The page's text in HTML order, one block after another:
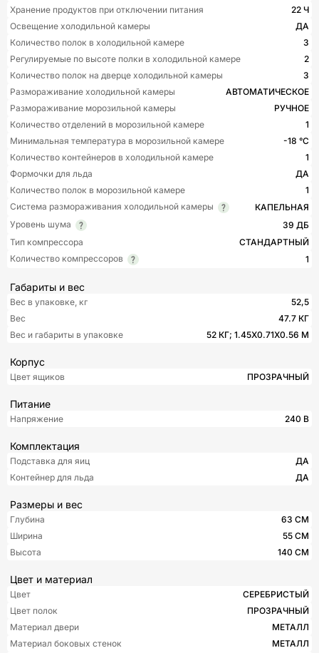
Хранение продуктов при отключении питания
22 Ч
Освещение холодильной камеры
ДА
Количество полок в холодильной камере
3
Регулируемые по высоте полки в холодильной камере
2
Количество полок на дверце холодильной камеры
3
Размораживание холодильной камеры
АВТОМАТИЧЕСКОЕ
Размораживание морозильной камеры
РУЧНОЕ
Количество отделений в морозильной камере
1
Минимальная температура в морозильной камере
-18 °C
Количество контейнеров в холодильной камере
1
Формочки для льда
ДА
Количество полок в морозильной камере
1
Система размораживания холодильной камеры
КАПЕЛЬНАЯ
Уровень шума
39 ДБ
Тип компрессора
СТАНДАРТНЫЙ
Количество компрессоров
1
Габариты и вес
Вес в упаковке, кг
52,5
Вес
47.7 КГ
Вес и габариты в упаковке
52 КГ; 1.45X0.71X0.56 М
Корпус
Цвет ящиков ПРОЗРАЧНЫЙ
Питание
Напряжение 240 B
Комплектация
Подставка для яиц
ДА
Контейнер для льда
ДА
Размеры и вес
Глубина
63 СМ
Ширина
55 СМ
Высота
140 СМ
Цвет и материал
Цвет
СЕРЕБРИСТЫЙ
Цвет полок
ПРОЗРАЧНЫЙ
Материал двери
МЕТАЛЛ
Материал боковых стенок
МЕТАЛЛ